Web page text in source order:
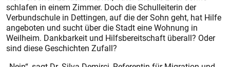
schlafen in einem Zimmer. Doch die Schulleiterin der
Verbundschule in Dettingen, auf die der Sohn geht, hat Hilfe
angeboten und sucht über die Stadt eine Wohnung in
Weilheim. Dankbarkeit und Hilfsbereitschaft überall? Oder
sind diese Geschichten Zufall?